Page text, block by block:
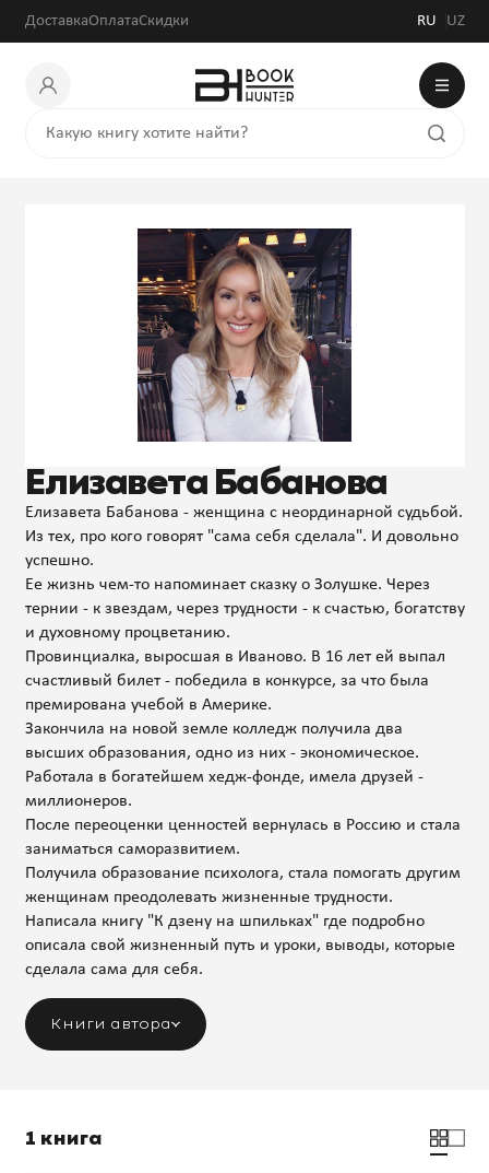
ДоставкаОплатаСкидки RU UZ
Елизавета Бабанова
Елизавета Бабанова - женщина с неординарной судьбой.
Из тех, про кого говорят "сама себя сделала". И довольно
успешно.
Ее жизнь чем-то напоминает сказку о Золушке. Через
тернии - к звездам, через трудности - к счастью, богатству
и духовному процветанию.
Провинциалка, выросшая в Иваново. В 16 лет ей выпал
счастливый билет - победила в конкурсе, за что была
премирована учебой в Америке.
Закончила на новой земле колледж получила два
высших образования, одно из них - экономическое.
Работала в богатейшем хедж-фонде, имела друзей -
миллионеров.
После переоценки ценностей вернулась в Россию и стала
заниматься саморазвитием.
Получила образование психолога, стала помогать другим
женщинам преодолевать жизненные трудности.
Написала книгу "К дзену на шпильках" где подробно
описала свой жизненный путь и уроки, выводы, которые
сделала сама для себя.
Книги автора
1 книга